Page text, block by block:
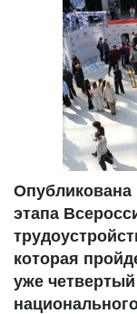
этапа
которая
уже